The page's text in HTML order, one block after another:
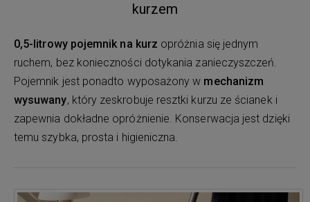
kurzem
0,5-litrowy pojemnik na kurz opróżnia się jednym
ruchem, bez konieczności dotykania zanieczyszczeń.
Pojemnik jest ponadto wyposażony w mechanizm
wysuwany, który zeskrobuje resztki kurzu ze ścianek i
zapewnia dokładne opróżnienie. Konserwacja jest dzięki
temu szybka, prosta i higieniczna.